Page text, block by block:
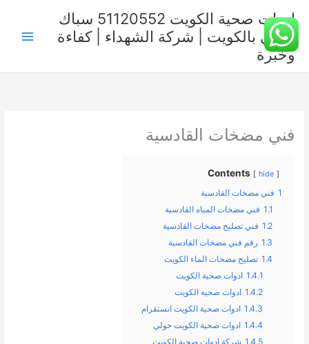
إلى
المحتوى
ادوات صحية الكويت 51120552 سباك
صحي بالكويت | شركة الشهداء | كفاءة
وخبرة
فني مضخات القادسية
Contents hide
1 فني مضخات القادسية
1.1 فني مضخات المياه القادسية
1.2 فني تصليح مضخات القادسية
1.3 رقم فني مضخات القادسية
1.4 تصليح مضخات الماء الكويت
1.4.1 ادوات صحية الكويت
1.4.2 ادوات صحيه الكويت
1.4.3 ادوات صحية الكويت انستقرام
1.4.4 ادوات صحية الكويت حولي
1.4.5 شركة ادوات صحية الكويت